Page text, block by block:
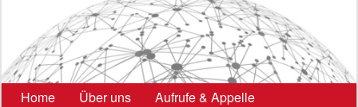
Hauptmenü
Home Über uns
Aufrufe & Appelle